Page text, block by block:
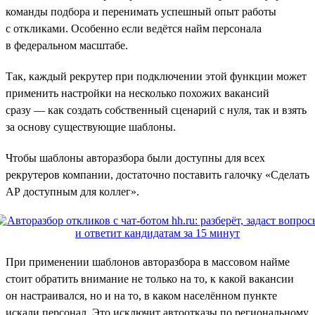
команды подбора и перенимать успешный опыт работы
с откликами. Особенно если ведётся найм персонала
в федеральном масштабе.
Так, каждый рекрутер при подключении этой функции может
применить настройки на несколько похожих вакансий
сразу — как создать собственный сценарий с нуля, так и взять
за основу существующие шаблоны.
Чтобы шаблоны авторазбора были доступны для всех
рекрутеров компании, достаточно поставить галочку «Сделать
АР доступным для коллег».
При применении шаблонов авторазбора в массовом найме
стоит обратить внимание не только на то, к какой вакансии
он настраивался, но и на то, в каком населённом пункте
искали персонал. Это исключит автоотказы по региональному